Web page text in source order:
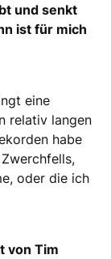
und senkt
ist für mich
eine
relativ langen
habe
oder die ich
von Tim